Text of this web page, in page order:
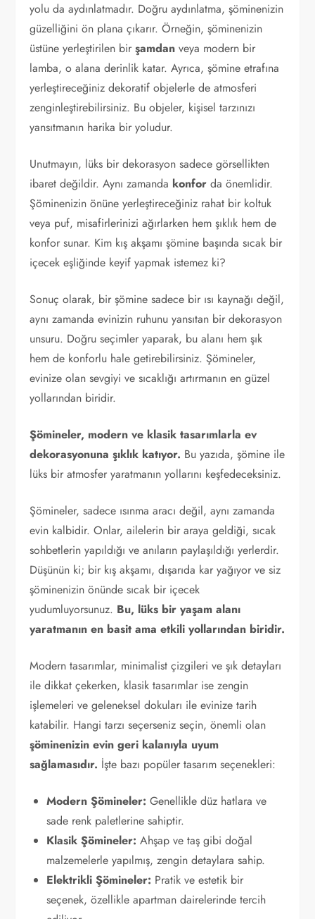
yolu da aydınlatmadır. Doğru aydınlatma, şöminenizin
güzelliğini ön plana çıkarır. Örneğin, şöminenizin
üstüne yerleştirilen birşamdan veya modern bir
lamba, o alana derinlik katar. Ayrıca, şömine etrafına
yerleştireceğiniz dekoratif objelerle de atmosferi
zenginleştirebilirsiniz. Bu objeler, kişisel tarzınızı
yansıtmanın harika bir yoludur.
Unutmayın, lüks bir dekorasyon sadece görsellikten
ibaret değildir. Aynı zamanda konfor da önemlidir.
Şöminenizin önüne yerleştireceğiniz rahat bir koltuk
veya puf, misafirlerinizi ağırlarken hem şıklık hem de
konfor sunar. Kim kış akşamı şömine başında sıcak bir
içecek eşliğinde keyif yapmak istemez ki?
Sonuç olarak, bir şömine sadece bir ısı kaynağı değil,
aynı zamanda evinizin ruhunu yansıtan bir dekorasyon
unsuru. Doğru seçimler yaparak, bu alanı hem şık
hem de konforlu hale getirebilirsiniz. Şömineler,
evinize olan sevgiyi ve sıcaklığı artırmanın en güzel
yollarından biridir.
Şömineler, modern ve klasik tasarımlarla ev
dekorasyonuna şıklık katıyor. Bu yazıda, şömine ile
lüks bir atmosfer yaratmanın yollarını keşfedeceksiniz.
Şömineler, sadece ısınma aracı değil, aynı zamanda
evin kalbidir. Onlar, ailelerin bir araya geldiği, sıcak
sohbetlerin yapıldığı ve anıların paylaşıldığı yerlerdir.
Düşünün ki; bir kış akşamı, dışarıda kar yağıyor ve siz
şöminenizin önünde sıcak bir içecek
yudumluyorsunuz. Bu, lüks bir yaşam alanı
yaratmanın en basit ama etkili yollarından biridir.
Modern tasarımlar, minimalist çizgileri ve şık detayları
ile dikkat çekerken, klasik tasarımlar ise zengin
işlemeleri ve geleneksel dokuları ile evinize tarih
katabilir. Hangi tarzı seçerseniz seçin, önemli olan
şöminenizin evin geri kalanıyla uyum
sağlamasıdır. İşte bazı popüler tasarım seçenekleri:
Modern Şömineler: Genellikle düz hatlara ve
sade renk paletlerine sahiptir.
Klasik Şömineler: Ahşap ve taş gibi doğal
malzemelerle yapılmış, zengin detaylara sahip.
Elektrikli Şömineler: Pratik ve estetik bir
seçenek, özellikle apartman dairelerinde tercih